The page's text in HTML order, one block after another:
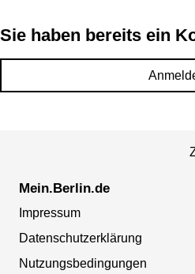
Sie haben bereits ein
Mein.Berlin.de
Impressum
Datenschutzerklärung
Nutzungsbedingungen